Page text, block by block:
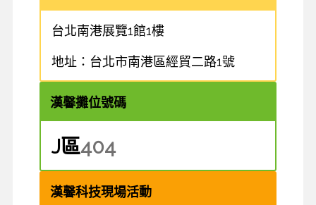
台北南港展覽1館1樓
地址：台北市南港區經貿二路1號
漢馨攤位號碼
J區404
漢馨科技現場活動